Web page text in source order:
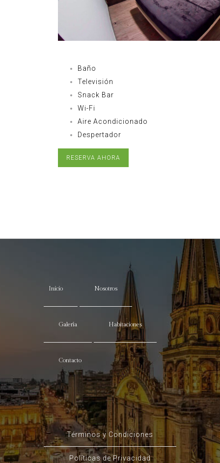
Baño
Televisión
Snack Bar
Wi-Fi
Aire Acondicionado
Despertador
RESERVA AHORA
Inicio Nosotros
Galería Habitaciones
Contacto
Términos y Condiciones
Políticas de Privacidad